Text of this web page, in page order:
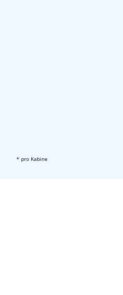
* pro Kabine